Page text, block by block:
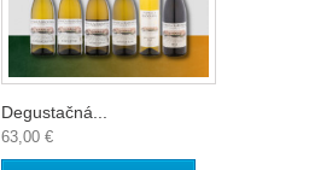
Degustačná...
63,00 €